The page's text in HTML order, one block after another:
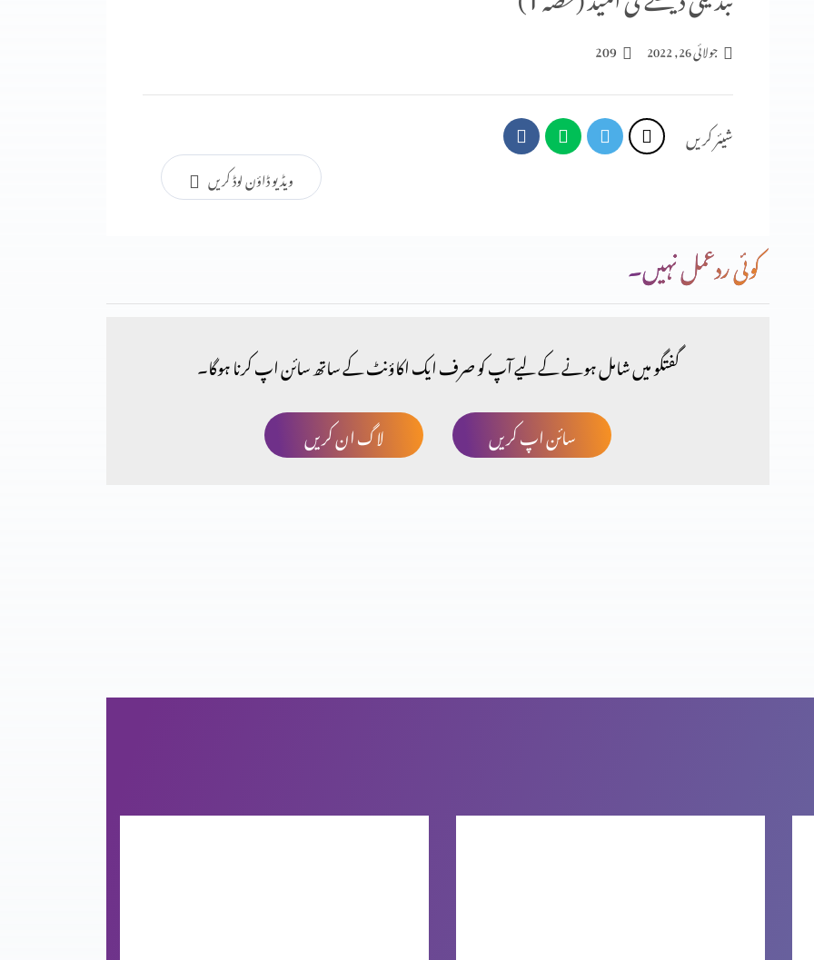
جولائی 26, 2022 209
شیئر کریں
ویڈیو ڈاؤن لوڈ کریں
کوئی ردعمل نہیں۔
گفتگو میں شامل ہونے کے لیے آپ کو صرف ایک اکاؤنٹ کے ساتھ سائن اپ کرنا ہوگا۔
لاگ ان کریں
سائن اپ کریں